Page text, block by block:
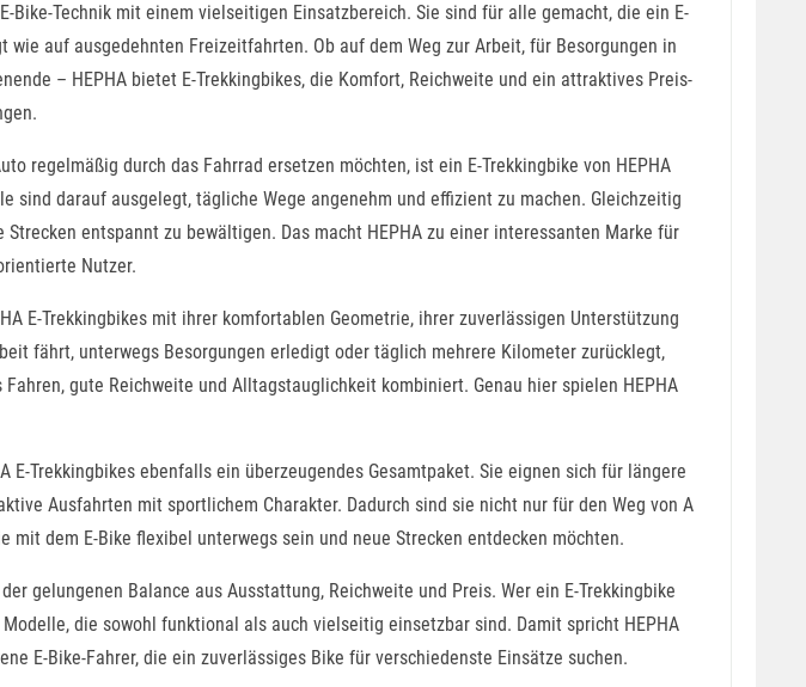
Bike-Technik mit einem vielseitigen Einsatzbereich. Sie sind für alle gemacht, die ein E-
wie auf ausgedehnten Freizeitfahrten. Ob auf dem Weg zur Arbeit, für Besorgungen in
– HEPHA bietet E-Trekkingbikes, die Komfort, Reichweite und ein attraktives Preis-
regelmäßig durch das Fahrrad ersetzen möchten, ist ein E-Trekkingbike von HEPHA
sind darauf ausgelegt, tägliche Wege angenehm und effizient zu machen. Gleichzeitig
entspannt zu bewältigen. Das macht HEPHA zu einer interessanten Marke für
Nutzer.
E-Trekkingbikes mit ihrer komfortablen Geometrie, ihrer zuverlässigen Unterstützung
fährt, unterwegs Besorgungen erledigt oder täglich mehrere Kilometer zurücklegt,
gute Reichweite und Alltagstauglichkeit kombiniert. Genau hier spielen HEPHA
E-Trekkingbikes ebenfalls ein überzeugendes Gesamtpaket. Sie eignen sich für längere
Ausfahrten mit sportlichem Charakter. Dadurch sind sie nicht nur für den Weg von A
mit dem E-Bike flexibel unterwegs sein und neue Strecken entdecken möchten.
gelungenen Balance aus Ausstattung, Reichweite und Preis. Wer ein E-Trekkingbike
die sowohl funktional als auch vielseitig einsetzbar sind. Damit spricht HEPHA
E-Bike-Fahrer, die ein zuverlässiges Bike für verschiedenste Einsätze suchen.